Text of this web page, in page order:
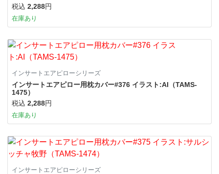
税込 2,288円
在庫あり
インサートエアピローシリーズ
インサートエアピロー用枕カバー#376 イラスト:AI（TAMS-
1475）
税込 2,288円
在庫あり
インサートエアピローシリーズ